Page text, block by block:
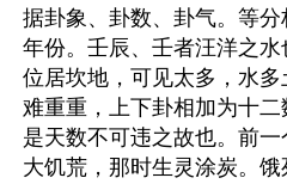
据卦象、卦数、卦气。等
年份。壬辰、壬者汪洋之
位居坎地，可见太多，水
难重重，上下卦相加为十
是天数不可违之故也。前
大饥荒，那时生灵涂炭。饿